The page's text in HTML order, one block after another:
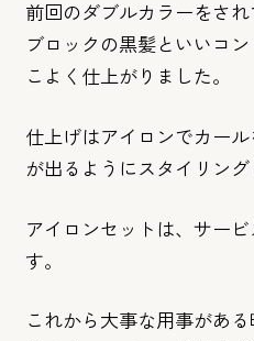
前回のダブルカラーをさ
ブロックの黒髪といいコ
こよく仕上がりました。
仕上げはアイロンでカー
が出るようにス タイリング
アイロンセットは、サー
す。
これから大事な用事があ